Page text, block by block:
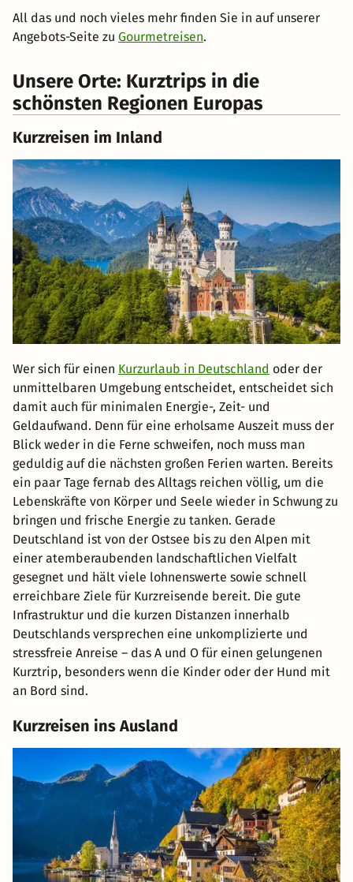
All das und noch vieles mehr finden Sie in auf unserer
Angebots-Seite zu Gourmetreisen.
Unsere Orte: Kurztrips in die
schönsten Regionen Europas
Kurzreisen im Inland
Wer sich für einen Kurzurlaub in Deutschland oder der
unmittelbaren Umgebung entscheidet, entscheidet sich
damit auch für minimalen Energie-, Zeit- und
Geldaufwand. Denn für eine erholsame Auszeit muss der
Blick weder in die Ferne schweifen, noch muss man
geduldig auf die nächsten großen Ferien warten. Bereits
ein paar Tage fernab des Alltags reichen völlig, um die
Lebenskräfte von Körper und Seele wieder in Schwung zu
bringen und frische Energie zu tanken. Gerade
Deutschland ist von der Ostsee bis zu den Alpen mit
einer atemberaubenden landschaftlichen Vielfalt
gesegnet und hält viele lohnenswerte sowie schnell
erreichbare Ziele für Kurzreisende bereit. Die gute
Infrastruktur und die kurzen Distanzen innerhalb
Deutschlands versprechen eine unkomplizierte und
stressfreie Anreise – das A und O für einen gelungenen
Kurztrip, besonders wenn die Kinder oder der Hund mit
an Bord sind.
Kurzreisen ins Ausland